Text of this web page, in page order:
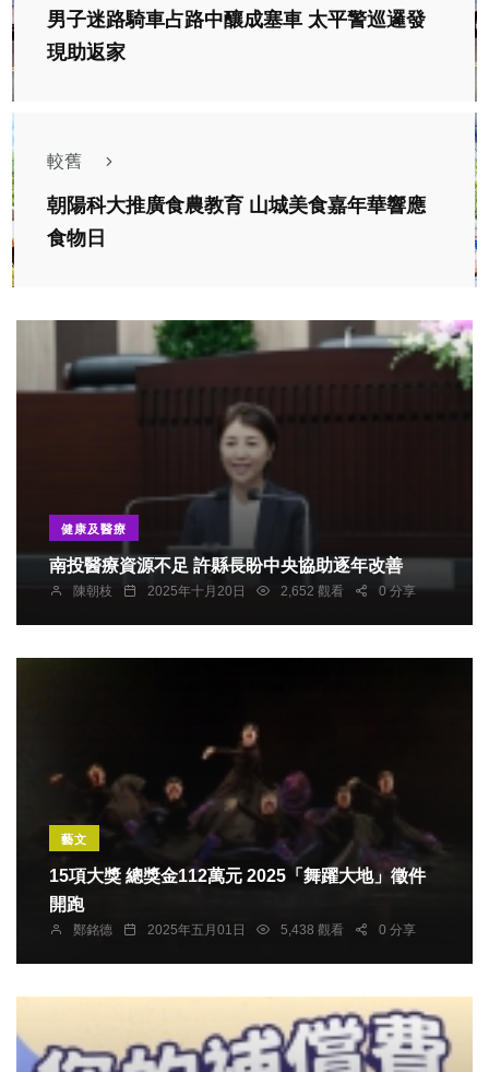
男子迷路騎車占路中釀成塞車 太平警巡邏發
現助返家
較舊
朝陽科大推廣食農教育 山城美食嘉年華響應
食物日
健康及醫療
南投醫療資源不足 許縣長盼中央協助逐年改善
陳朝枝 2025年十月20日 2,652 觀看 0 分享
藝文
15項大獎 總獎金112萬元 2025「舞躍大地」徵件
開跑
鄭銘德 2025年五月01日 5,438 觀看 0 分享